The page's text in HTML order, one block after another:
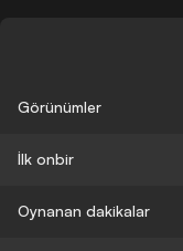
Görünümler
İlk onbir
Oynanan dakikalar